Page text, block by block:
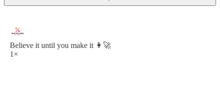
Believe it until you make it 👩‍🚀
1×